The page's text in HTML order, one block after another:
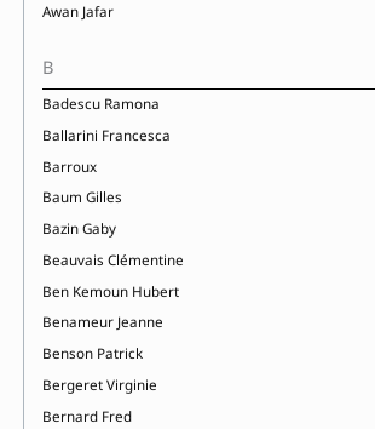
Awan Jafar
B
Badescu Ramona
Ballarini Francesca
Barroux
Baum Gilles
Bazin Gaby
Beauvais Clémentine
Ben Kemoun Hubert
Benameur Jeanne
Benson Patrick
Bergeret Virginie
Bernard Fred